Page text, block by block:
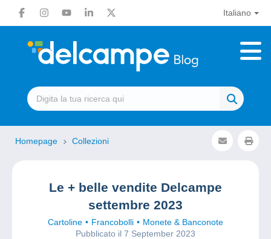
Italiano
Homepage Collezioni
Le + belle vendite Delcampe
settembre 2023
Cartoline Francobolli
Monete & Banconote
Pubblicato il 7 September 2023